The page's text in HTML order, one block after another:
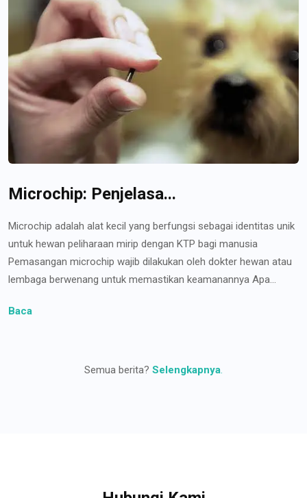
Microchip: Penjelasa...
Microchip adalah alat kecil yang berfungsi sebagai identitas unik
untuk hewan peliharaan mirip dengan KTP bagi manusia
Pemasangan microchip wajib dilakukan oleh dokter hewan atau
lembaga berwenang untuk memastikan keamanannya Apa...
Baca
Semua berita? Selengkapnya.